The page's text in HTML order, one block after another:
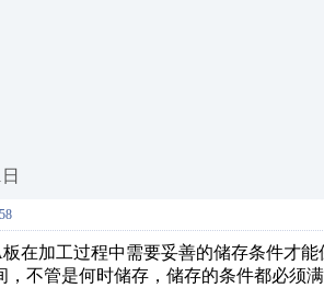
在加工过程中需要妥善的储存条件才
，不管是何时储存，储存的条件都必须